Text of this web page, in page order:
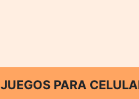
JUEGOS PARA